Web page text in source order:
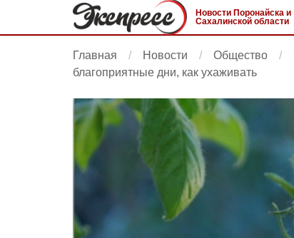
Новости Поронайска и
Сахалинской области
Главная Новости Общество
благоприятные дни, как ухаживать